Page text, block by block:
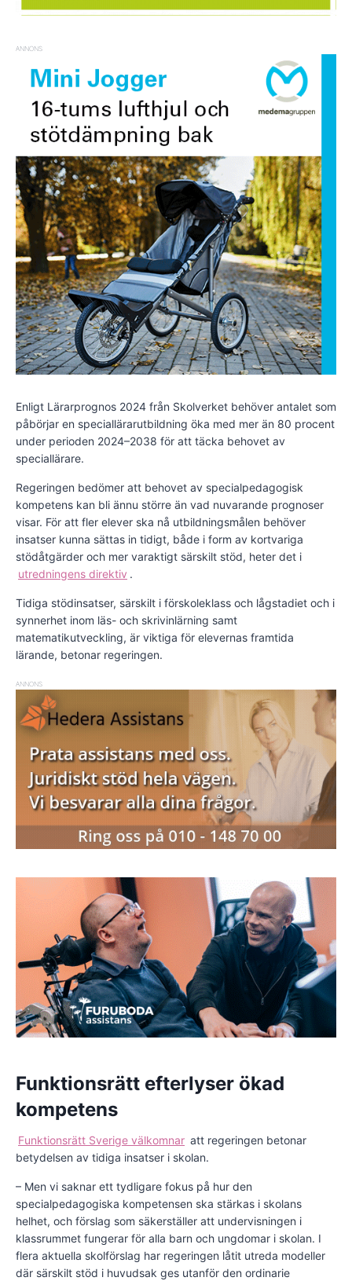
ANNONS
Enligt Lärarprognos 2024 från Skolverket behöver antalet som
påbörjar en speciallärarutbildning öka med mer än 80 procent
under perioden 2024–2038 för att täcka behovet av
speciallärare.
Regeringen bedömer att behovet av specialpedagogisk
kompetens kan bli ännu större än vad nuvarande prognoser
visar. För att fler elever ska nå utbildningsmålen behöver
insatser kunna sättas in tidigt, både i form av kortvariga
stödåtgärder och mer varaktigt särskilt stöd, heter det i
utredningens direktiv .
Tidiga stödinsatser, särskilt i förskoleklass och lågstadiet och i
synnerhet inom läs- och skrivinlärning samt
matematikutveckling, är viktiga för elevernas framtida
lärande, betonar regeringen.
ANNONS
Funktionsrätt efterlyser ökad
kompetens
Funktionsrätt Sverige välkomnar att regeringen betonar
betydelsen av tidiga insatser i skolan.
– Men vi saknar ett tydligare fokus på hur den
specialpedagogiska kompetensen ska stärkas i skolans
helhet, och förslag som säkerställer att undervisningen i
klassrummet fungerar för alla barn och ungdomar i skolan. I
flera aktuella skolförslag har regeringen låtit utreda modeller
där särskilt stöd i huvudsak ges utanför den ordinarie